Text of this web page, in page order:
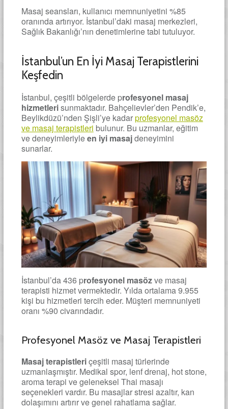
Masaj seansları, kullanıcı memnuniyetini %85
oranında artırıyor. İstanbul’daki masaj merkezleri,
Sağlık Bakanlığı’nın denetimlerine tabi tutuluyor.
İstanbul’un En İyi Masaj Terapistlerini
Keşfedin
İstanbul, çeşitli bölgelerde profesyonel masaj
hizmetlerisunmaktadır. Bahçelievler’den Pendik’e,
Beylikdüzü’nden Şişli’ye kadarprofesyonel masöz
ve masaj terapistleri bulunur. Bu uzmanlar, eğitim
ve deneyimleriyleen iyi masajdeneyimini
sunarlar.
İstanbul’da 436 profesyonel masözve masaj
terapisti hizmet vermektedir. Yılda ortalama 9.955
kişi bu hizmetleri tercih eder. Müşteri memnuniyeti
oranı %90 civarındadır.
Profesyonel Masöz ve Masaj Terapistleri
Masaj terapistleriçeşitli masaj türlerinde
uzmanlaşmıştır. Medikal spor, lenf drenaj, hot stone,
aroma terapi ve geleneksel Thai masajı
seçenekleri vardır. Bu masajlar stresi azaltır, kan
dolaşımını artırır ve genel rahatlama sağlar.